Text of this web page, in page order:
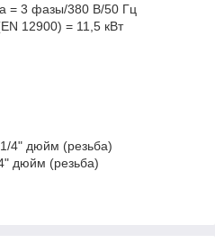
= 3 фазы/380 В/50 Гц
12900) = 11,5 кВт
4" дюйм (резьба)
дюйм (резьба)